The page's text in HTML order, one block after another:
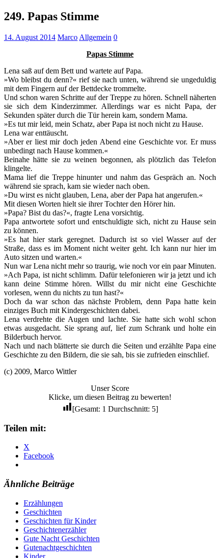
249. Papas Stimme
14. August 2014 Marco Allgemein 0
Papas Stimme
Lena saß auf dem Bett und wartete auf Papa.
»Wo bleibst du denn?« rief sie nach unten, während sie ungeduldig
mit dem Fingern auf der Bettdecke trommelte.
Und schon waren Schritte auf der Treppe zu hören. Schnell näherten
sie sich dem Kinderzimmer. Allerdings war es nicht Papa, der
Sekunden später durch die Tür herein kam, sondern Mama.
»Es tut mir leid, mein Schatz, aber Papa ist noch nicht zu Hause.
Lena war enttäuscht.
»Aber er liest mir doch jeden Abend eine Geschichte vor. Er muss
unbedingt nach Hause kommen.«
Beinahe hätte sie zu weinen begonnen, als plötzlich das Telefon
klingelte.
Mama lief die Treppe hinunter und nahm das Gespräch an. Noch
während sie sprach, kam sie wieder nach oben.
»Du wirst es nicht glauben, Lena, aber der Papa hat angerufen.«
Mit diesen Worten hielt sie ihrer Tochter den Hörer hin.
»Papa? Bist du das?«, fragte Lena vorsichtig.
Papa antwortete sofort und entschuldigte sich, nicht zu Hause sein
zu können.
»Es hat hier stark geregnet. Dadurch ist so viel Wasser auf der
Straße, dass es im Moment nicht weiter geht. Ich kann nur hier im
Auto sitzen und warten.«
Nun war Lena nicht mehr so traurig, wie noch vor ein paar Minuten.
»Ach Papa, ist nicht schlimm. Dafür telefonieren wir ja jetzt und ich
kann deine Stimme hören. Willst du mir nicht eine Geschichte
vorlesen, wenn du nichts zu tun hast?«
Doch da war schon das nächste Problem, denn Papa hatte kein
einziges Buch mit Kindergeschichten dabei.
Lena verdrehte die Augen und lachte. Sie hatte sich wohl schon
etwas ausgedacht. Sie sprang auf, lief zum Schrank und holte ein
Bilderbuch hervor.
Nach und nach blätterte sie durch die Seiten und erzählte Papa eine
Geschichte zu den Bildern, die sie sah, bis sie zufrieden einschlief.
(c) 2009, Marco Wittler
Unser Score
Klicke, um diesen Beitrag zu bewerten!
[Gesamt: 1 Durchschnitt: 5]
Teilen mit:
X
Facebook
Ähnliche Beiträge
Erzählungen
Geschichten
Geschichten für Kinder
Geschichtenerzähler
Gute Nacht Geschichten
Gutenachtgeschichten
Kinder